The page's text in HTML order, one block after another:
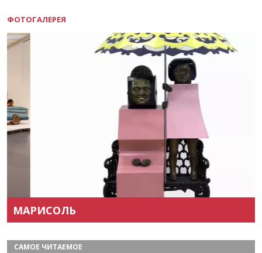
ФОТОГАЛЕРЕЯ
МАРИСОЛЬ
САМОЕ ЧИТАЕМОЕ